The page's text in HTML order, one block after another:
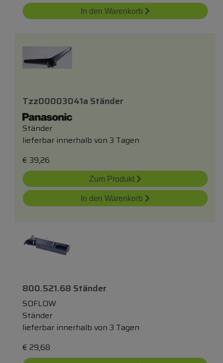
In den Warenkorb
Tzz00003041a Ständer
Ständer
lieferbar innerhalb von 3 Tagen
€ 39,26
Zum Produkt
In den Warenkorb
800.521.68 Ständer
SOFLOW
Ständer
lieferbar innerhalb von 3 Tagen
€ 29,68